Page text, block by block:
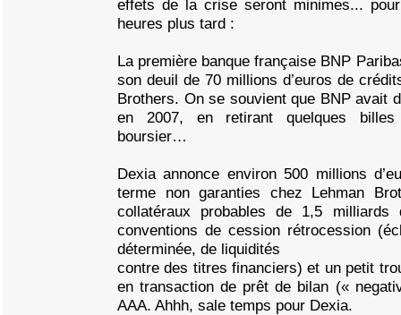
effets de la crise seront minimes...
heures plus tard :
La première banque française BNP
son deuil de 70 millions d’euros de
Brothers. On se souvient que BNP avait
en 2007, en retirant quelques billes
boursier…
Dexia annonce environ 500 millions
terme non garanties chez Lehman
collatéraux probables de 1,5 milliards
conventions de cession rétrocession
déterminée, de liquidités
contre des titres financiers) et un petit
en transaction de prêt de bilan («
AAA. Ahhh, sale temps pour Dexia.